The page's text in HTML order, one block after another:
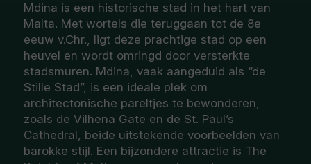
Mdina is een historische stad in het hart van
Malta. Met wortels die teruggaan tot de 8e
eeuw v.Chr., ligt deze prachtige stad op een
heuvel en wordt omringd door versterkte
stadsmuren. Mdina, vaak aangeduid als “de
Stille Stad”, is een ideale plek om
architectonische pareltjes te bewonderen,
zoals de Vilhena Gate en de St. Paul’s
Cathedral, beide uitstekende voorbeelden van
barokke stijl. Een bijzondere attractie is The